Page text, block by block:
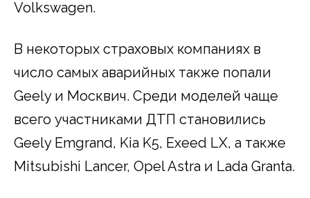
Volkswagen.
В некоторых страховых компаниях в
число самых аварийных также попали
Geely и Москвич. Среди моделей чаще
всего участниками ДТП становились
Geely Emgrand, Kia K5, Exeed LX, а также
Mitsubishi Lancer, Opel Astra и Lada Granta.